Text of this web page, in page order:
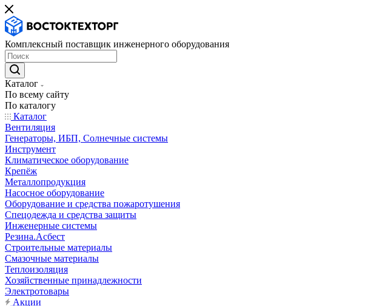
Комплексный поставщик инженерного оборудования
Каталог
По всему сайту
По каталогу
Каталог
Вентиляция
Генераторы, ИБП, Солнечные системы
Инструмент
Климатическое оборудование
Крепёж
Металлопродукция
Насосное оборудование
Оборудование и средства пожаротушения
Спецодежда и средства защиты
Инженерные системы
Резина.Асбест
Строительные материалы
Смазочные материалы
Теплоизоляция
Хозяйственные принадлежности
Электротовары
Акции